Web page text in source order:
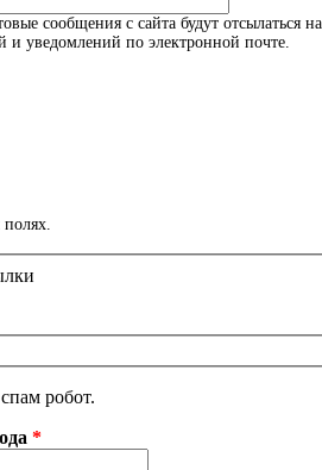
сообщения с сайта будут отсылаться
и уведомлений по электронной почте.
робот.
*